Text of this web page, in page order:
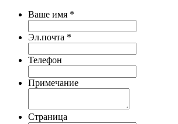
Ваше имя *
Эл.почта *
Телефон
Примечание
Страница